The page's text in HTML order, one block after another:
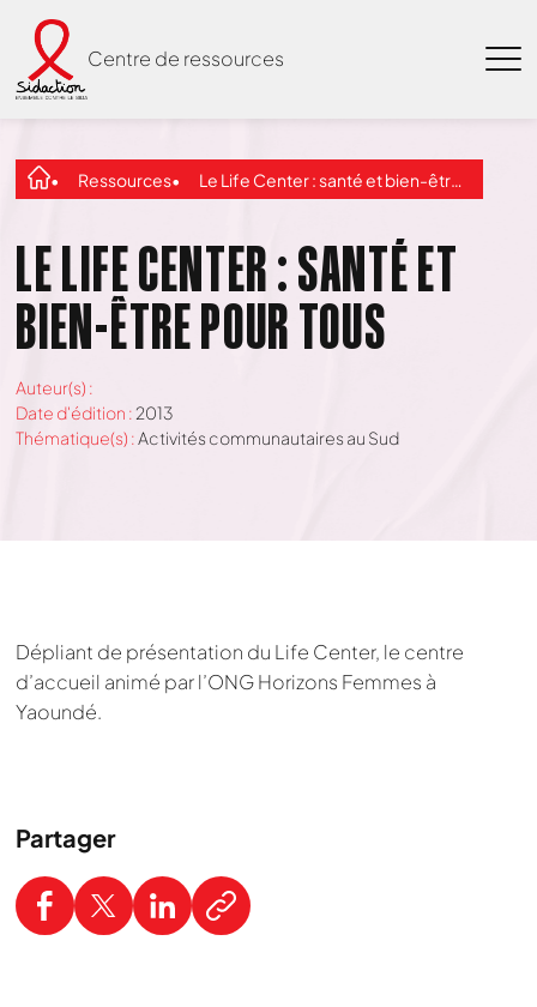
Centre de ressources
Ressources Le Life Center : santé et bien-être pour tous
LE LIFE CENTER : SANTÉ ET
BIEN-ÊTRE POUR TOUS
Auteur(s) :
Date d'édition : 2013
Thématique(s) :Activités communautaires au Sud
Dépliant de présentation du Life Center, le centre
d’accueil animé par l’ONG Horizons Femmes à
Yaoundé.
Partager